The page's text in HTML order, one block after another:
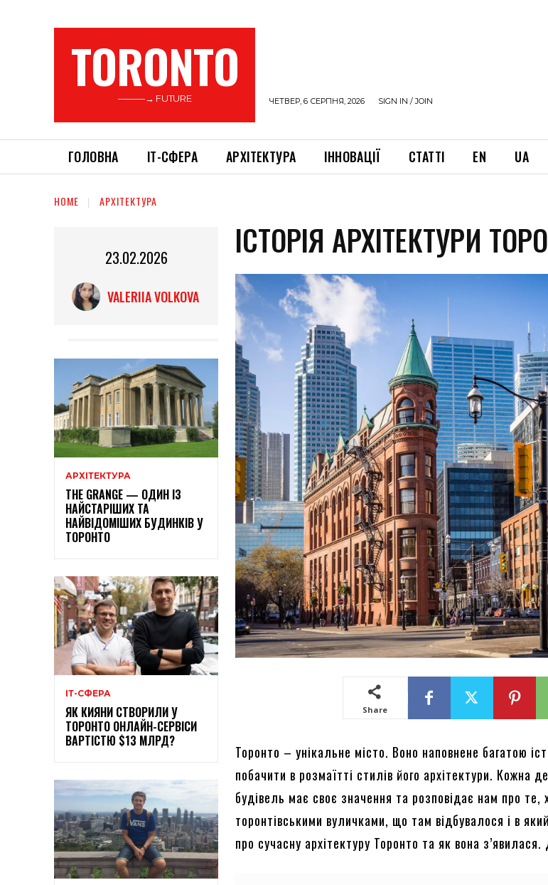
TORONTO
———→ FUTURE ЧЕТВЕР, 6 СЕРПНЯ, 2026 SIGN IN / JOIN
ГОЛОВНА ІТ-СФЕРА АРХІТЕКТУРА ІННОВАЦІЇ СТАТТІ EN UA
HOME АРХІТЕКТУРА
23.02.2026
VALERIIA VOLKOVA
АРХІТЕКТУРА
THE GRANGE — ОДИН ІЗ
НАЙСТАРІШИХ ТА
НАЙВІДОМІШИХ БУДИНКІВ У
ТОРОНТО
ІТ-СФЕРА
ЯК КИЯНИ СТВОРИЛИ У
ТОРОНТО ОНЛАЙН-СЕРВІСИ
ВАРТІСТЮ $13 МЛРД?
ІСТОРІЯ АРХІТЕКТУРИ
Share
Торонто – унікальне місто. Воно наповнене багатою
побачити в розмаїтті стилів його архітектури. Кожна
будівель має своє значення та розповідає нам про те,
торонтівськими вуличками, що там відбувалося і в
про сучасну архітектуру Торонто та як вона з’явилася.